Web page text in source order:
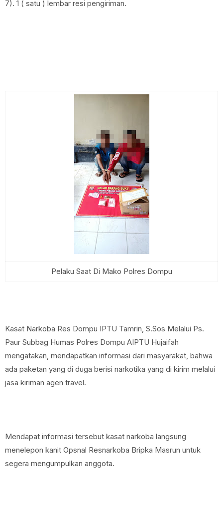
7). 1 ( satu ) lembar resi pengiriman.
Pelaku Saat Di Mako Polres Dompu
Kasat Narkoba Res Dompu IPTU Tamrin, S.Sos Melalui Ps.
Paur Subbag Humas Polres Dompu AIPTU Hujaifah
mengatakan, mendapatkan informasi dari masyarakat, bahwa
ada paketan yang di duga berisi narkotika yang di kirim melalui
jasa kiriman agen travel.
Mendapat informasi tersebut kasat narkoba langsung
menelepon kanit Opsnal Resnarkoba Bripka Masrun untuk
segera mengumpulkan anggota.